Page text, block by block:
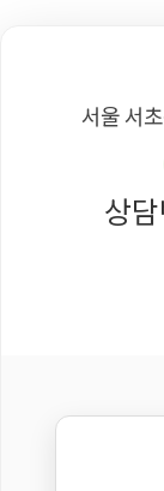
서울 서
상